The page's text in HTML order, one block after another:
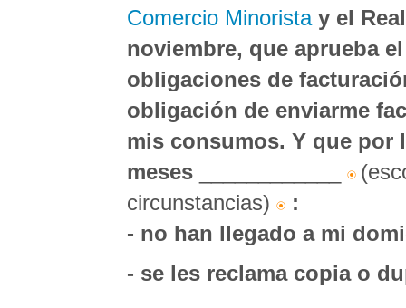
Comercio Minoristay el Real
noviembre, que aprueba
obligaciones de
obligación de enviarme
mis consumos. Y que por
meses
circunstancias)
:
- no han llegado a mi
- se les reclama copia o